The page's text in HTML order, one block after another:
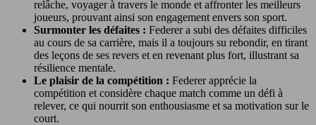
relâche, voyager à travers le monde et affronter les meilleurs
joueurs, prouvant ainsi son engagement envers son sport.
Surmonter les défaites : Federer a subi des défaites difficiles
au cours de sa carrière, mais il a toujours su rebondir, en tirant
des leçons de ses revers et en revenant plus fort, illustrant sa
résilience mentale.
Le plaisir de la compétition : Federer apprécie la
compétition et considère chaque match comme un défi à
relever, ce qui nourrit son enthousiasme et sa motivation sur le
court.